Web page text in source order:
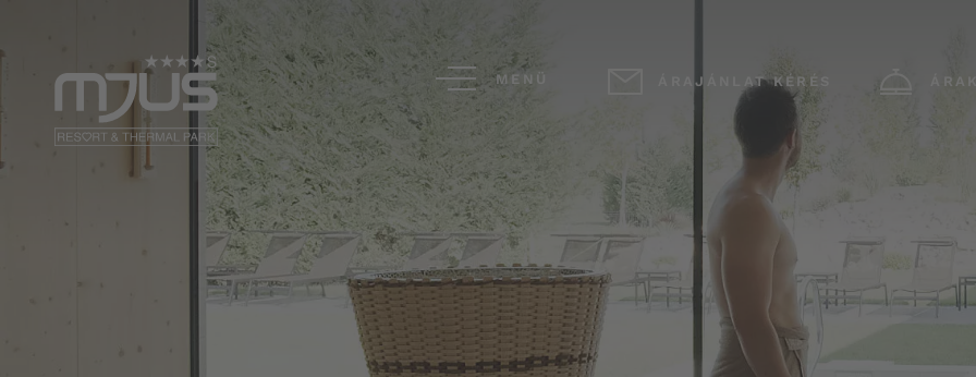
MENÜ ÁRAJÁNLAT KÉRÉS